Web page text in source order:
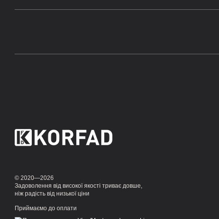
© 2020—2026
Задоволення від високої якості триває довше,
ніж радість від низької ціни
Приймаємо до оплати